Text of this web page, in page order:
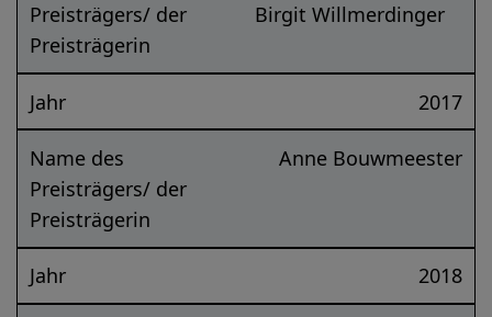
Preisträgers/ der
Preisträgerin
Birgit Willmerdinger
Jahr 2017
Name des
Preisträgers/ der
Preisträgerin
Anne Bouwmeester
Jahr 2018